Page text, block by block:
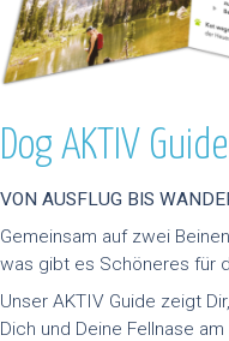
Dog AKTIV
VON AUSFLUG BIS
Gemeinsam auf zwei
was gibt es Schöneres für
Unser AKTIV Guide zeigt
Dich und Deine Fellnase